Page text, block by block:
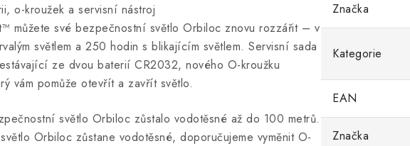
o-kroužek a servisní nástroj
můžete své bezpečnostní světlo Orbiloc znovu rozzářit – v
světlem a 250 hodin s blikajícím světlem. Servisní sada
ze dvou baterií CR2032, nového O-kroužku
vám pomůže otevřít a zavřít světlo.
světlo Orbiloc zůstalo vodotěsné až do 100 metrů.
Orbiloc zůstane vodotěsné, doporučujeme vyměnit O-
Značka
Kategorie
EAN
Značka